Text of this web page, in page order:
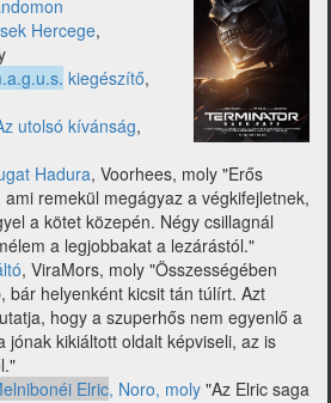
Hercege,
kiegészítő,
utolsó kívánság,
Hadura, Voorhees, moly "Erős
remekül megágyaz a végkifejletnek,
a kötet közepén. Négy csillagnál
a legjobbakat a lezárástól."
, ViraMors, moly "Összességében
bár helyenként kicsit tán túlírt. Azt
hogy a szuperhős nem egyenlő a
jónak kikiáltott oldalt képviseli, az is
Elric, Noro, moly "Az Elric saga